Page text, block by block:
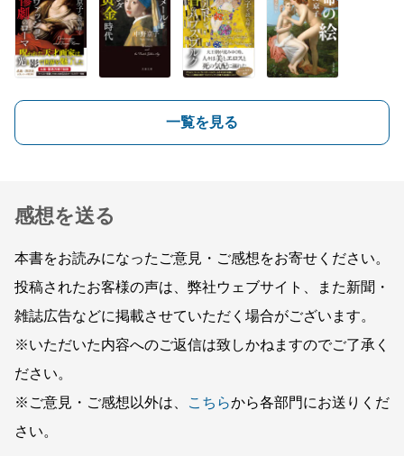
一覧を見る
感想を送る
本書をお読みになったご意見・ご感想をお寄せください。
投稿されたお客様の声は、弊社ウェブサイト、また新聞・
雑誌広告などに掲載させていただく場合がございます。
※いただいた内容へのご返信は致しかねますのでご了承く
ださい。
※ご意見・ご感想以外は、
こちらから各部門にお送りくだ
さい。